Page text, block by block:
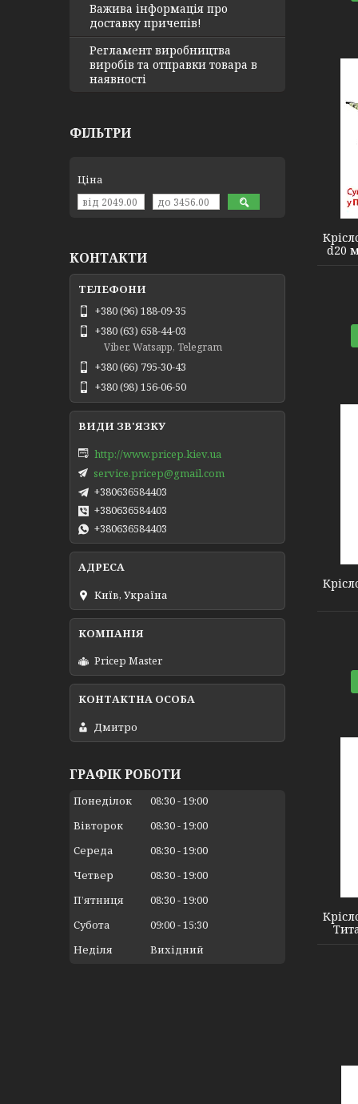
d20
Важива інформація про
доставку причепів!
Регламент виробництва
виробів та отправки товара в
наявності
ФІЛЬТРИ
Ціна
КОНТАКТИ
+380 (96) 188-09-35
+380 (63) 658-44-03
Viber, Watsapp, Telegram
+380 (66) 795-30-43
+380 (98) 156-06-50
http://www.pricep.kiev.ua
service.pricep@gmail.com
+380636584403
+380636584403
+380636584403
Київ, Україна
Pricep Master
Дмитро
ГРАФІК РОБОТИ
Понеділок 08:30 19:00
Вівторок
08:30 19:00
Середа
08:30 19:00
Четвер
08:30 19:00
Пʼятниця
08:30 19:00
Субота
09:00 15:30
Неділя
Вихідний